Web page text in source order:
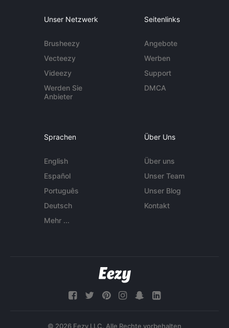
Unser Netzwerk
Brusheezy
Vecteezy
Videezy
Werden Sie
Anbieter
Seitenlinks
Angebote
Werben
Support
DMCA
Sprachen
English
Español
Português
Deutsch
Mehr ...
Über Uns
Über uns
Unser Team
Unser Blog
Kontakt
© 2026 Eezy LLC. Alle Rechte vorbehalten